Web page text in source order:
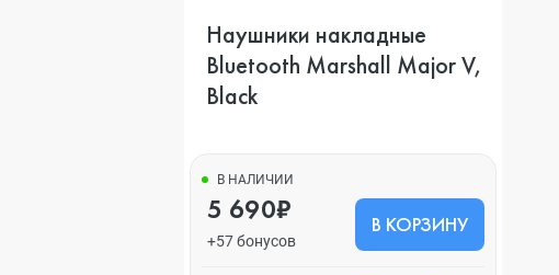
Наушники накладные
Bluetooth Marshall Major V,
Black
В НАЛИЧИИ
5 690₽
+57 бонусов
В КОРЗИНУ